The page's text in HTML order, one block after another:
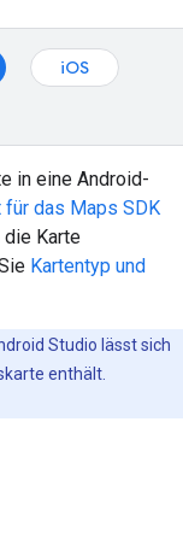
iOS
in eine Android-
für das Maps SDK
die Karte
Kartentyp und
Studio lässt sich
enthält.